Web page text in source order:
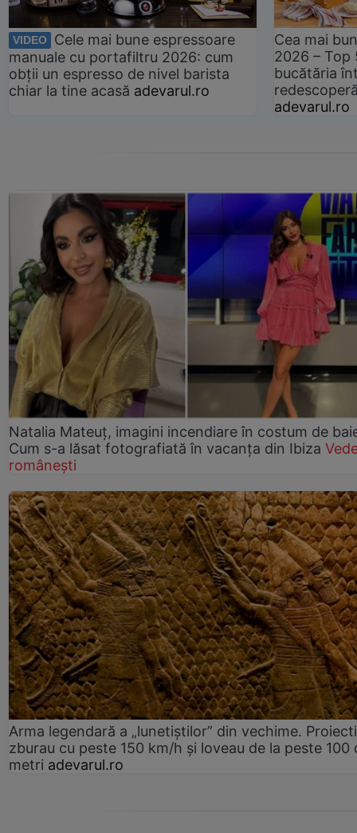
VIDEO
Cele mai bune espressoare
manuale cu portafiltru 2026: cum
obții un espresso de nivel barista
chiar la tine acasă adevarul.ro
Cea mai
2026 –
bucătăria
adevarul.ro
Natalia Mateuț, imagini incendiare în costum de
Cum s-a lăsat fotografiată în vacanța din Ibiza
românești
Arma legendară a „lunetiștilor” din vechime.
zburau cu peste 150 km/h și loveau de la peste 100
metri adevarul.ro